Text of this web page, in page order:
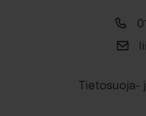
Tietosuoja-